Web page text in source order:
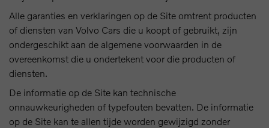
Alle garanties en verklaringen op de Site omtrent producten
of diensten van Volvo Cars die u koopt of gebruikt, zijn
ondergeschikt aan de algemene voorwaarden in de
overeenkomst die u ondertekent voor die producten of
diensten.
De informatie op de Site kan technische
onnauwkeurigheden of typefouten bevatten. De informatie
op de Site kan te allen tijde worden gewijzigd zonder